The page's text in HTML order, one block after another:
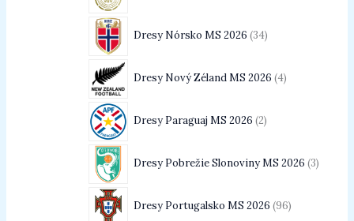
Dresy Nórsko MS 2026 34
Dresy Nový Zéland MS 2026 4
Dresy Paraguaj MS 2026 2
Dresy Pobrežie Slonoviny MS 2026 3
Dresy Portugalsko MS 2026 96